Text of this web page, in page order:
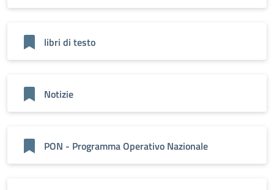
libri di testo
Notizie
PON - Programma Operativo Nazionale